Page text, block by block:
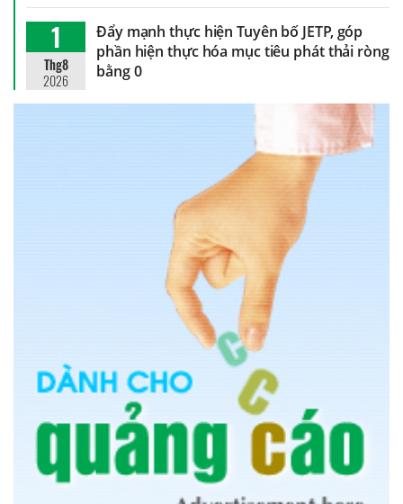
1
Thg8
2026
Đẩy mạnh thực hiện Tuyên bố JETP, góp
phần hiện thực hóa mục tiêu phát thải ròng
bằng 0